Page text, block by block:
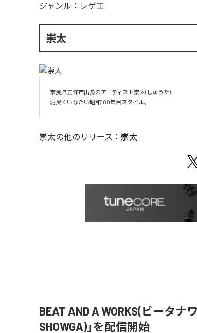
ジャンル： レゲエ
崇太
奈良県五條市出身のアーティスト崇太(しゅうた)
崇太の他のリリース： 崇太
BEAT AND A WORKS(ビータナ
SHOWGA)」を配信開始